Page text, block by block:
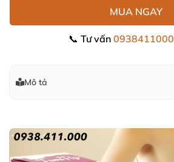
MUA NGAY
📞 Tư vấn 0938411000
Mô tả